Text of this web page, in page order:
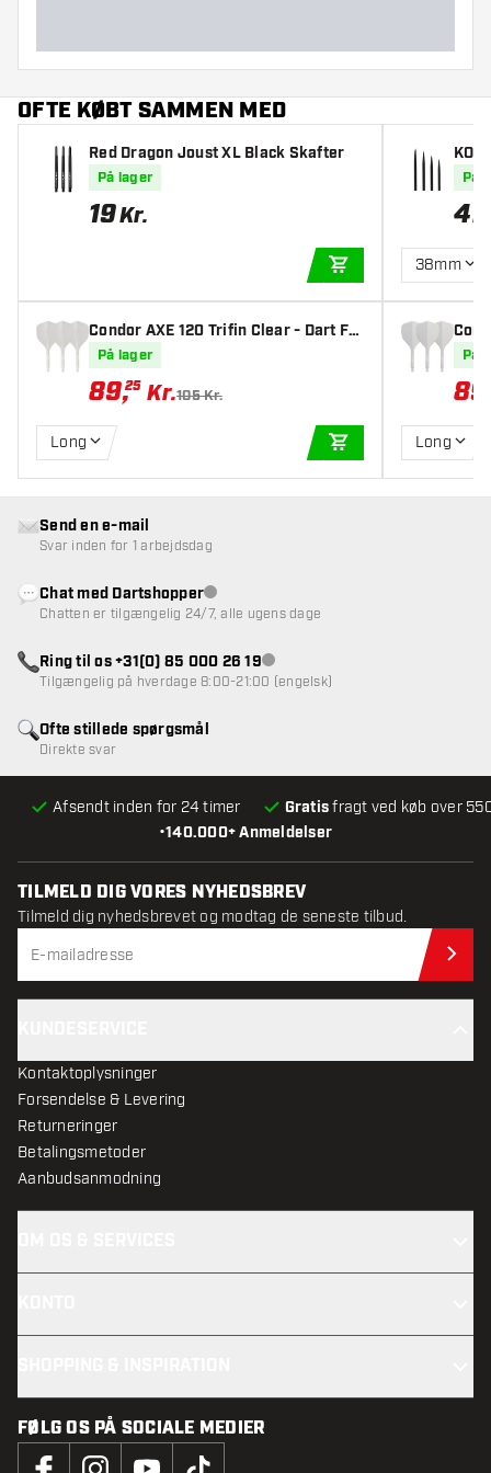
OFTE KØBT SAMMEN MED
Red Dragon Joust XL Black Skafter
På lager
19Kr.
TILFØJ TIL KURV
Condor AXE 120 Trifin Clear - Dart Fli
ghts
På lager
89,25 Kr.105 Kr.
Long
TILFØJ TIL KURV
På
4
38mm
ghts
På
89
Long
•140.000+ Anmeldelser
Afsendt inden for 24 timer Gratisfragt ved køb over
Ofte stillede spørgsmål
Direkte svar
Send en e-mail
Svar inden for 1 arbejdsdag
Chat med DartshopperKundeservice ikke tilgængelig
Chatten er tilgængelig 24/7, alle ugens dage
Ring til os +31(0) 85 000 26 19Kundeservice ikke tilgængelig
Tilgængelig på hverdage 8:00-21:00 (engelsk)
TILMELD DIG VORES NYHEDSBREV
Tilmeld dig nyhedsbrevet og modtag de seneste tilbud.
Kontaktoplysninger
Forsendelse & Levering
Returneringer
Betalingsmetoder
Aanbudsanmodning
FØLG OS PÅ SOCIALE MEDIER